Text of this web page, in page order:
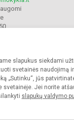
slapukus siekdami
svetainės naudojimą
„Sutinku“, jūs
svetainėje. Jei norite
slapukų valdymo
mokykla.
gimnazijos sutikimo
paraiška Slapukų